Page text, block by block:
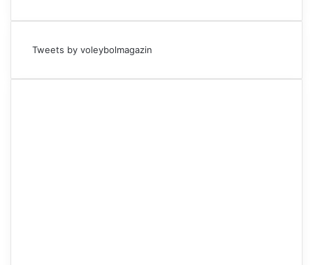
Tweets by voleybolmagazin